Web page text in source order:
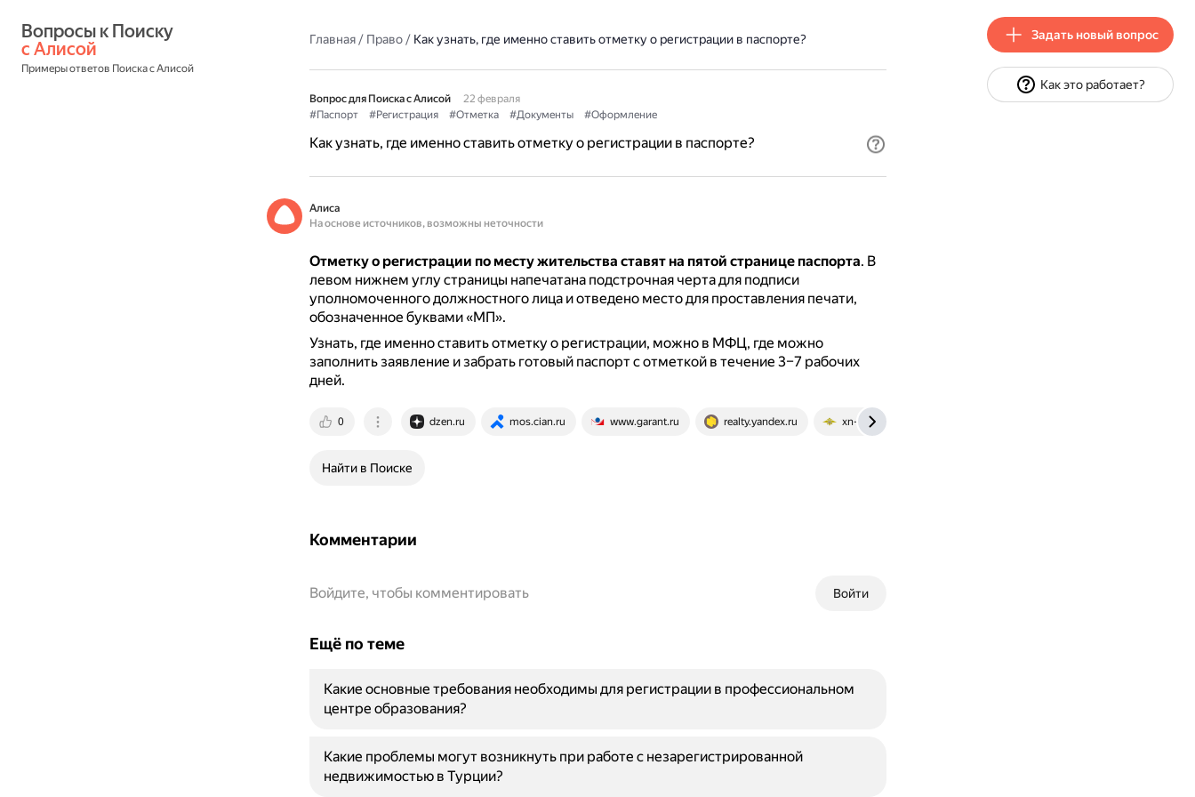
с Алисой
Примеры ответов Поиска с Алисой
Главная/ Право/ Как узнать, где именно ставить отметку о регистрации в паспорте?
Вопрос для Поиска с Алисой
22 февраля
#Паспорт
#Регистрация #Отметка #Документы #Оформление
Как узнать, где именно ставить отметку о регистрации в паспорте?
Алиса
На основе источников, возможны неточности
Отметку о регистрации по месту жительства ставят на пятой странице паспорта. В
левом нижнем углу страницы напечатана подстрочная черта для подписи
уполномоченного должностного лица и отведено место для проставления печати,
обозначенное буквами «МП».
Узнать, где именно ставить отметку о регистрации, можно в МФЦ, где можно
заполнить заявление и забрать готовый паспорт с отметкой в течение 3–7 рабочих
дней.
0 dzen.ru mos.cian.ru www.garant.ru realty.yandex.ru xn--b1amdbbjobzd.78.xn--b1aew.xn--p1ai
Найти в Поиске
Комментарии
Войти
Войдите, чтобы комментировать
Ещё по теме
Какие основные требования необходимы для регистрации в профессиональном
центре образования?
Какие проблемы могут возникнуть при работе с незарегистрированной
недвижимостью в Турции?
Задать новый вопрос
Как это работает?